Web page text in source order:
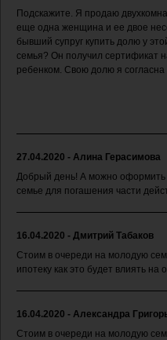
Подскажите. Я продаю
еще одна женщина и ее двое
бывший супруг купить долю у
семья? Он получил сертификат
ребенком. Свою долю я согласна
27.04.2020 - Алина Герасимова
Добрый день! А можно
семье для погашения части
16.04.2020 - Дмитрий Табаков
Стоим в очереди на молодую
ипотеку как это будет влиять на
16.04.2020 - Александра
Стоим в очереди на молодую